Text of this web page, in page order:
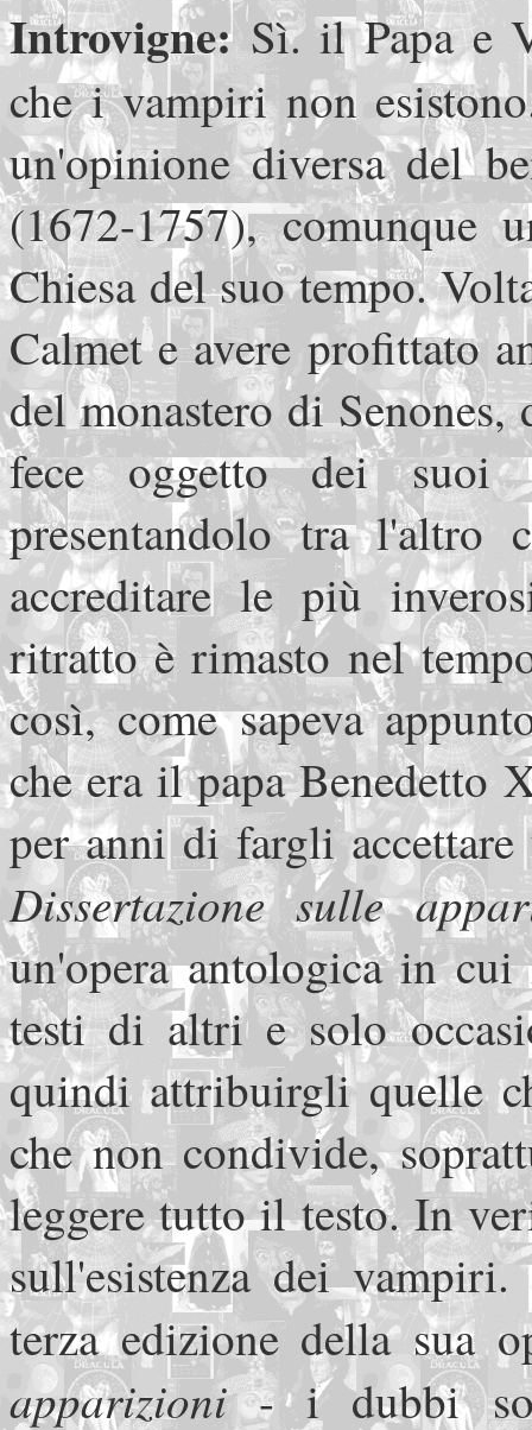
Introvigne:Sì. il Papa e
che i vampiri non
un'opinione diversa del
(1672-1757), comunque
Chiesa del suo tempo.
Calmet e avere profittato
del monastero di
fece oggetto dei suoi
presentandolo tra l'altro
accreditare le più
ritratto è rimasto nel
così, come sapeva
che era il papa Benedetto
per anni di fargli
Dissertazione sulle
un'opera antologica in
testi di altri e solo
quindi attribuirgli quelle
che non condivide,
leggere tutto il testo. In
sull'esistenza dei
terza edizione della sua
apparizioni- i dubbi